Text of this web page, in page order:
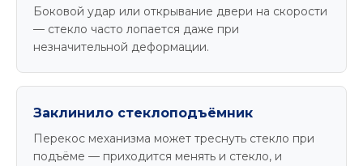
Боковой удар или открывание двери на скорости
— стекло часто лопается даже при
незначительной деформации.
Заклинило стеклоподъёмник
Перекос механизма может треснуть стекло при
подъёме — приходится менять и стекло, и